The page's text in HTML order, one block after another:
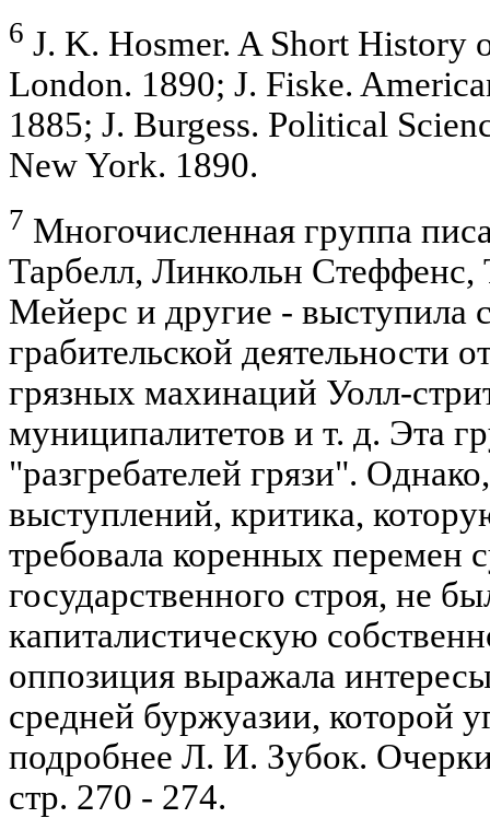
6 J. K. Hosmer. A Short History
London. 1890; J. Fiske.
1885; J. Burgess. Political
New York. 1890.
7 Многочисленная группа
Тарбелл, Линкольн Стеффенс,
Мейерс и другие - выступила
грабительской деятельности
грязных махинаций Уолл-
муниципалитетов и т. д. Эта
"разгребателей грязи".
выступлений, критика,
требовала коренных перемен
государственного строя, не
капиталистическую
оппозиция выражала
средней буржуазии, которой
подробнее Л. И. Зубок.
стр. 270 - 274.